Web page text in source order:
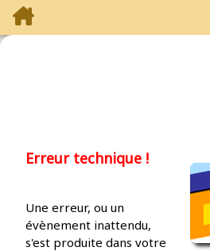
Erreur technique !
Une erreur, ou un
évènement inattendu,
s'est produite dans votre